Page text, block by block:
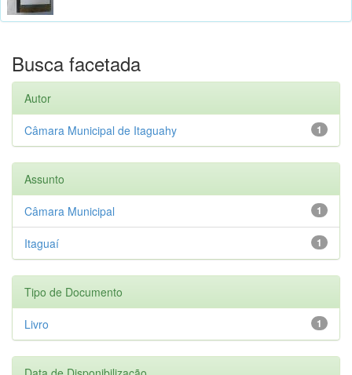
Busca facetada
Autor
1
Câmara Municipal de Itaguahy
Assunto
1
Câmara Municipal
1
Itaguaí
Tipo de Documento
1
Livro